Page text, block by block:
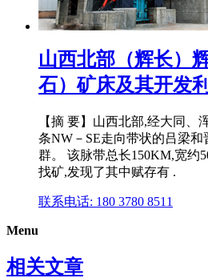
山西北部（辉长）
石）矿床及其开发
【摘 要】山西北部,经大同、
条NW－SE走向带状的吕梁
群。 该脉带总长150KM,宽约
找矿,发现了其中赋存有 .
联系电话: 180 3780 8511
Menu
相关文章